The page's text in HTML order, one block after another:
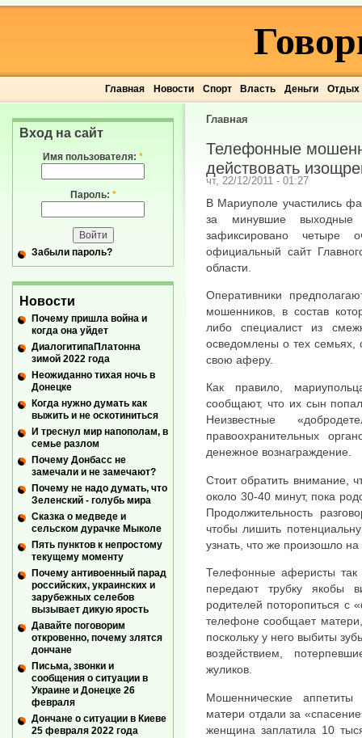
Главная Новости Спорт Власть Деньги Отдых
Главная
Телефонные
действовать
чт, 22/12/2011 - 01:27
В Мариуполе участились
за минувшие выходные
зафиксировано четыре
официальный сайт
области.
Оперативники
мошенников, в состав
либо специалист из
осведомлены о тех семьях,
свою аферу.
Как правило,
сообщают, что их сын
Неизвестные
правоохранительных
денежное вознаграждение.
Стоит обратить внимание,
около 30-40 минут, пока
Продолжительность
чтобы лишить
узнать, что же произошло
Телефонные аферисты так
передают трубку якобы
родителей поторопиться с
телефоне сообщает
поскольку у него выбиты
воздействием,
жуликов.
Мошеннические аппетиты
матери отдали за
женщина заплатила 10
Вход на сайт
Имя пользователя: *
Пароль: *
Забыли пароль?
Новости
Почему пришла война и
когда она уйдет
ДиалогитипаПлатонна
зимой 2022 года
Неожиданно тихая ночь в
Донецке
Когда нужно думать как
выжить и не оскотиниться
И треснул мир напополам, в
семье разлом
Почему Донбасс не
замечали и не замечают?
Почему не надо думать, что
Зеленский - голубь мира
Сказка о медведе и
сельском дурачке Мыколе
Пять пунктов к непростому
текущему моменту
Почему антивоенный парад
российских, украинских и
зарубежных селебов
вызывает дикую ярость
Давайте поговорим
откровенно, почему злятся
дончане
Письма, звонки и
сообщения о ситуации в
Украине и Донецке 26
февраля
Дончане о ситуации в Киеве
25 февраля 2022 года